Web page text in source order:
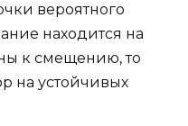
вероятного
находится на
к смещению, то
на устойчивых